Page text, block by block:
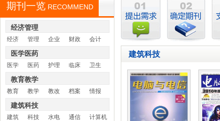
自然科学
社会科学
期刊一览 RECOMMEND
经济管理
经济 管理 企业 财政 会计
医学医药
医学 医药 护理 临床 卫生
教育教学
教育 教学 教改 档案 情报
建筑科技
建筑 科技 水电 通信 计算机
建筑科技